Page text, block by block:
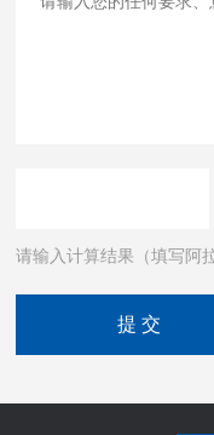
请输入计算结果（填写阿